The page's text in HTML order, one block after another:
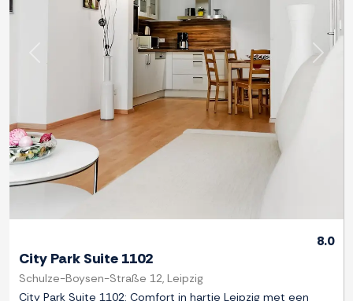
Previous Next
8.0
City Park Suite 1102
Schulze-Boysen-Straße 12, Leipzig
City Park Suite 1102: Comfort in hartje Leipzig met een